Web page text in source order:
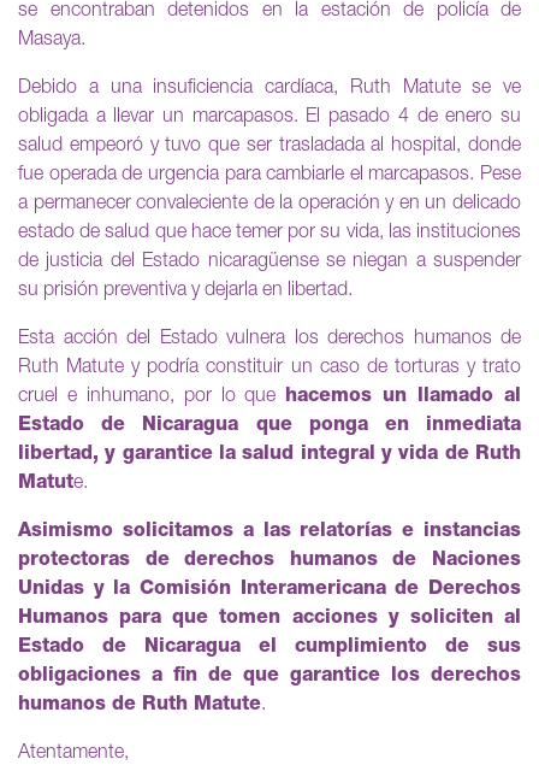
se encontraban detenidos en la estación de policía de
Masaya.
Debido a una insuficiencia cardíaca, Ruth Matute se ve
obligada a llevar un marcapasos. El pasado 4 de enero su
salud empeoró y tuvo que ser trasladada al hospital, donde
fue operada de urgencia para cambiarle el marcapasos. Pese
a permanecer convaleciente de la operación y en un delicado
estado de salud que hace temer por su vida, las instituciones
de justicia del Estado nicaragüense se niegan a suspender
su prisión preventiva y dejarla en libertad.
Esta acción del Estado vulnera los derechos humanos de
Ruth Matute y podría constituir un caso de torturas y trato
cruel e inhumano, por lo que hacemos un llamado al
Estado de Nicaragua que ponga en inmediata
libertad, y garantice la salud integral y vida de Ruth
Matute.
Asimismo solicitamos a las relatorías e instancias
protectoras de derechos humanos de Naciones
Unidas y la Comisión Interamericana de Derechos
Humanos para que tomen acciones y soliciten al
Estado de Nicaragua el cumplimiento de sus
obligaciones a fin de que garantice los derechos
humanos de Ruth Matute.
Atentamente,